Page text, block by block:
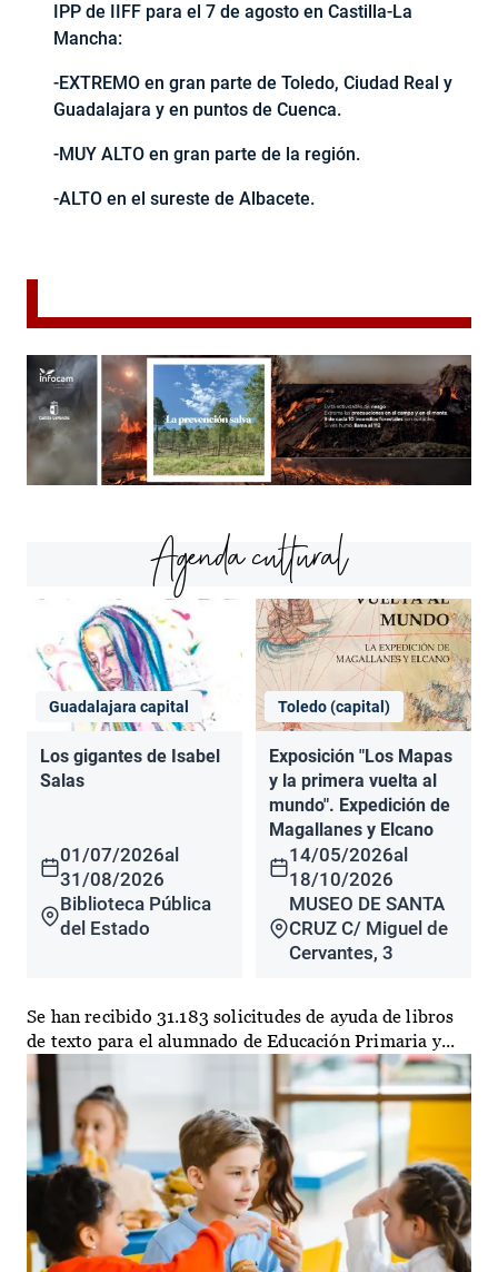
IPP de IIFF para el 7 de agosto en Castilla-La
Mancha:
-EXTREMO en gran parte de Toledo, Ciudad Real y
Guadalajara y en puntos de Cuenca.
-MUY ALTO en gran parte de la región.
-ALTO en el sureste de Albacete.
Agenda cultural
Guadalajara capital
Los gigantes de Isabel
Salas
01/07/2026al
31/08/2026
Biblioteca Pública
del Estado
Toledo (capital)
Exposición "Los Mapas
y la primera vuelta al
mundo". Expedición de
Magallanes y Elcano
14/05/2026al
18/10/2026
MUSEO DE SANTA
CRUZ C/ Miguel de
Cervantes, 3
Se han recibido 31.183 solicitudes de ayuda de libros
de texto para el alumnado de Educación Primaria y...